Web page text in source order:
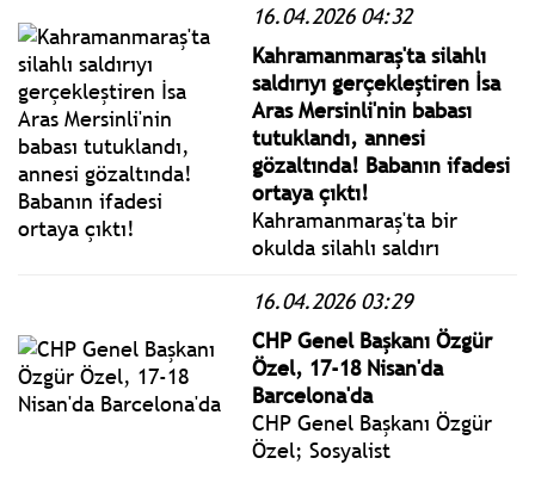
Silivri'de görüldü. İBB
Başkan Ekrem İmamoğlu ile
tutuklu sanıklar hakim
karşısında savunma
yapmaya devam ediyor.
16.04.2026 04:32
Kahramanmaraş'ta silahlı
saldırıyı gerçekleştiren İsa
Aras Mersinli'nin babası
tutuklandı, annesi
gözaltında! Babanın ifadesi
ortaya çıktı!
Kahramanmaraş'ta bir
okulda silahlı saldırı
Mersinli'nin babası Uğur
Mersinli tutuklandı.
Tutuklanan babanın ifadesi
ortaya çıktı. Vatandaşların
tepkisi nedeniyle anne
zırhlı araç ile gözaltına
alındı.
16.04.2026 03:29
CHP Genel Başkanı Özgür
Özel, 17-18 Nisan'da
Barcelona'da
CHP Genel Başkanı Özgür
Özel; Sosyalist